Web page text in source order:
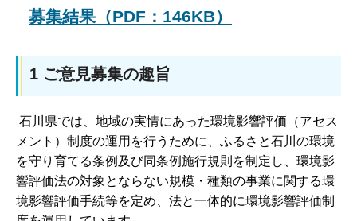
募集結果（PDF：146KB）
1 ご意見募集の趣旨
石川県では、地域の実情にあった環境影響評価（アセス
メント）制度の運用を行うために、ふるさと石川の環境
を守り育てる条例及び同条例施行規則を制定し、環境影
響評価法の対象とならない規模・種類の事業に関する環
境影響評価手続等を定め、法と一体的に環境影響評価制